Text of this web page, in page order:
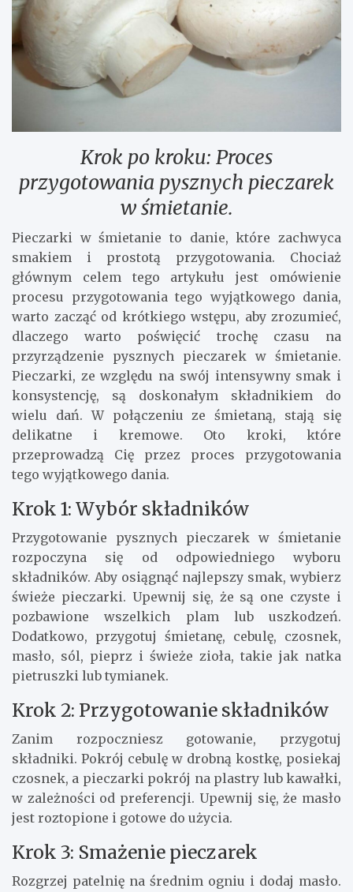
Krok po kroku: Proces
przygotowania pysznych pieczarek
w śmietanie.
Pieczarki w śmietanie to danie, które zachwyca
smakiem i prostotą przygotowania. Chociaż
głównym celem tego artykułu jest omówienie
procesu przygotowania tego wyjątkowego dania,
warto zacząć od krótkiego wstępu, aby zrozumieć,
dlaczego warto poświęcić trochę czasu na
przyrządzenie pysznych pieczarek w śmietanie.
Pieczarki, ze względu na swój intensywny smak i
konsystencję, są doskonałym składnikiem do
wielu dań. W połączeniu ze śmietaną, stają się
delikatne i kremowe. Oto kroki, które
przeprowadzą Cię przez proces przygotowania
tego wyjątkowego dania.
Krok 1: Wybór składników
Przygotowanie pysznych pieczarek w śmietanie
rozpoczyna się od odpowiedniego wyboru
składników. Aby osiągnąć najlepszy smak, wybierz
świeże pieczarki. Upewnij się, że są one czyste i
pozbawione wszelkich plam lub uszkodzeń.
Dodatkowo, przygotuj śmietanę, cebulę, czosnek,
masło, sól, pieprz i świeże zioła, takie jak natka
pietruszki lub tymianek.
Krok 2: Przygotowanie składników
Zanim rozpoczniesz gotowanie, przygotuj
składniki. Pokrój cebulę w drobną kostkę, posiekaj
czosnek, a pieczarki pokrój na plastry lub kawałki,
w zależności od preferencji. Upewnij się, że masło
jest roztopione i gotowe do użycia.
Krok 3: Smażenie pieczarek
Rozgrzej patelnię na średnim ogniu i dodaj masło.